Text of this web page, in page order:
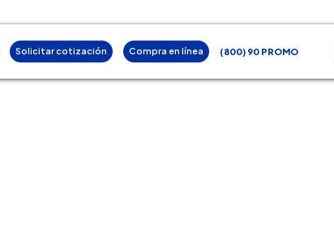
Solicitar cotización Compra en línea (800) 90 PROMO